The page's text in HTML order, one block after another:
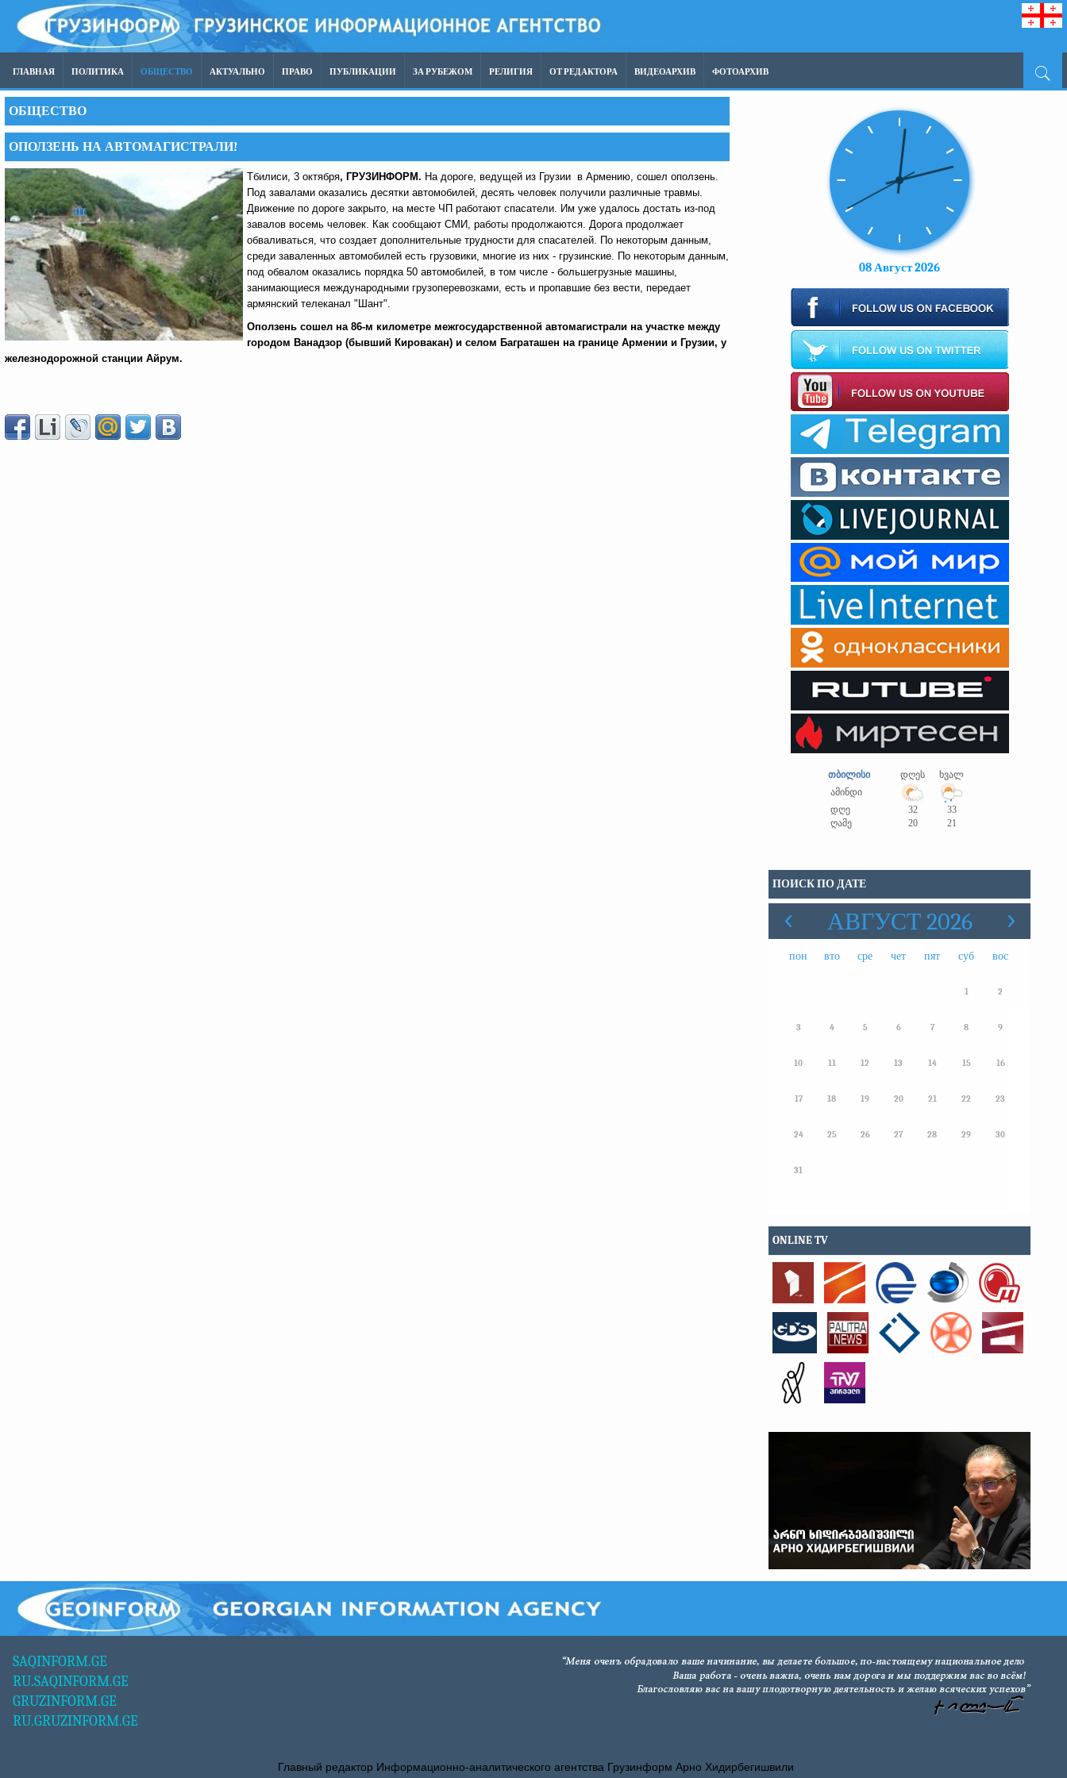
ГЛАВНАЯ ПОЛИТИКА ОБЩЕСТВО АКТУАЛЬНО ПРАВО ПУБЛИКАЦИИ ЗА РУБЕЖОМ РЕЛИГИЯ ОТ РЕДАКТОРА ВИДЕОАРХИВ ФОТОАРХИВ
ОБЩЕСТВО
ОПОЛЗЕНЬ НА АВТОМАГИСТРАЛИ!
Тбилиси, 3 октября, ГРУЗИНФОРМ. На дороге, ведущей из Грузии в Армению, сошел оползень.
Под завалами оказались десятки автомобилей, десять человек получили различные травмы.
Движение по дороге закрыто, на месте ЧП работают спасатели. Им уже удалось достать из-под
завалов восемь человек. Как сообщают СМИ, работы продолжаются. Дорога продолжает
обваливаться, что создает дополнительные трудности для спасателей. По некоторым данным,
среди заваленных автомобилей есть грузовики, многие из них - грузинские. По некоторым данным,
под обвалом оказались порядка 50 автомобилей, в том числе - большегрузные машины,
занимающиеся международными грузоперевозками, есть и пропавшие без вести, передает
армянский телеканал "Шант".
Оползень сошел на 86-м километре межгосударственной автомагистрали на участке между
городом Ванадзор (бывший Кировакан) и селом Баграташен на границе Армении и Грузии, у
железнодорожной станции Айрум.
08 Август 2026
თბილისი დღეს
ხვალ
ამინდი
დღე
32
33
ღამე
20 21
ПОИСК ПО ДАТЕ
АВГУСТ 2026
пон вто сре чет пят суб вос
1 2
3 4 5 6 7 8 9
10 11 12 13 14 15 16
17 18 19 20 21 22 23
24 25 26 27 28 29 30
31
ONLINE TV
SAQINFORM.GE
RU.SAQINFORM.GE
GRUZINFORM.GE
RU.GRUZINFORM.GE
Главный редактор Информационно-аналитического агентства Грузинформ Арно Хидирбегишвили